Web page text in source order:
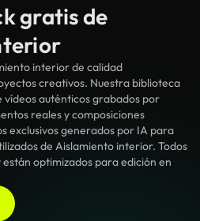
gratis de
interior de calidad
creativos. Nuestra biblioteca
auténticos grabados por
reales y composiciones
exclusivos generados por IA para
de Aislamiento interior. Todos
optimizados para edición en